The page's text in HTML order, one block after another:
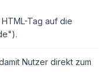
Tag auf die
Nutzer direkt zum